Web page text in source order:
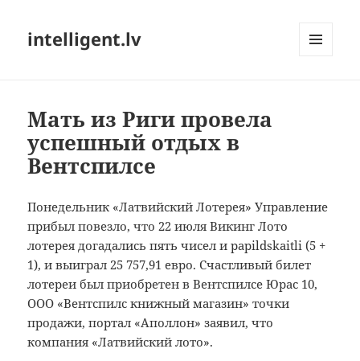
intelligent.lv
Мать из Риги провела
успешный отдых в
Вентспилсе
Понедельник «Латвийский Лотерея» Управление
прибыл повезло, что 22 июля Викинг Лото
лотерея догадались пять чисел и papildskaitli (5 +
1), и выиграл 25 757,91 евро.Счастливый билет
лотереи был приобретен в Вентспилсе Юрас 10,
ООО «Вентспилс книжный магазин» точки
продажи, портал «Аполлон» заявил, что
компания «Латвийский лото».